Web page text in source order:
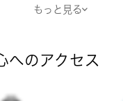
もっと見る
へのアクセス